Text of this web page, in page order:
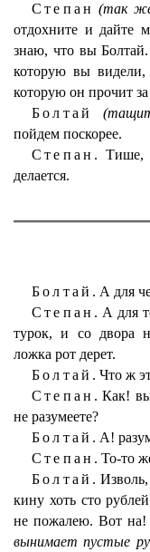
Степан (так
отдохните и дайте
знаю, что вы
которую вы видели,
которую он прочит
Болтай
пойдем поскорее.
Степан. Тише,
делается.
Болтай. А для
Степан. А для
турок, и со двора
ложка рот дерет.
Болтай. Что ж
Степан. Как!
не разумеете?
Болтай. А!
Степан. То-то
Болтай.
кину хоть сто
не пожалею. Вот на!
вынимает пустые